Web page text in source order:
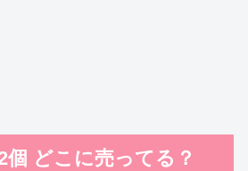
個 どこに売ってる？